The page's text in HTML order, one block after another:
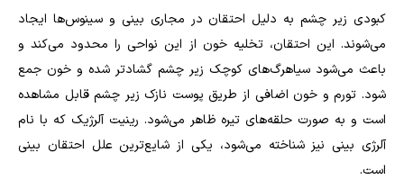
کبودی زیر چشم به دلیل احتقان در مجاری بینی و سینوس‌ها ایجاد
می‌شوند. این احتقان، تخلیه خون از این نواحی را محدود می‌کند و
باعث می‌شود سیاهرگ‌های کوچک زیر چشم گشادتر شده و خون جمع
شود. تورم و خون اضافی از طریق پوست نازک زیر چشم قابل مشاهده
است و به صورت حلقه‌های تیره ظاهر می‌شود. رینیت آلرژیک که با نام
آلرژی بینی نیز شناخته می‌شود، یکی از شایع‌ترین علل احتقان بینی
است.